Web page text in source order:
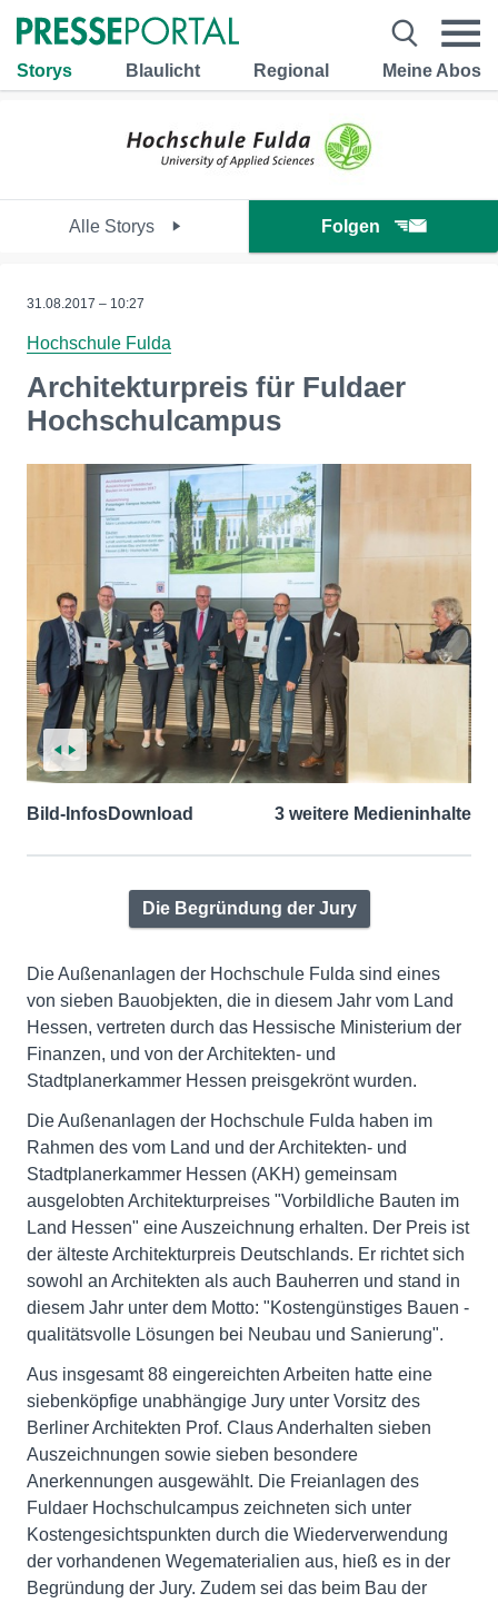
Storys Blaulicht Regional Meine Abos
Alle Storys Folgen
31.08.2017 – 10:27
Hochschule Fulda
Architekturpreis für Fuldaer
Hochschulcampus
Bild-InfosDownload 3 weitere Medieninhalte
Die Begründung der Jury
Die Außenanlagen der Hochschule Fulda sind eines
von sieben Bauobjekten, die in diesem Jahr vom Land
Hessen, vertreten durch das Hessische Ministerium der
Finanzen, und von der Architekten- und
Stadtplanerkammer Hessen preisgekrönt wurden.
Die Außenanlagen der Hochschule Fulda haben im
Rahmen des vom Land und der Architekten- und
Stadtplanerkammer Hessen (AKH) gemeinsam
ausgelobten Architekturpreises "Vorbildliche Bauten im
Land Hessen" eine Auszeichnung erhalten. Der Preis ist
der älteste Architekturpreis Deutschlands. Er richtet sich
sowohl an Architekten als auch Bauherren und stand in
diesem Jahr unter dem Motto: "Kostengünstiges Bauen -
qualitätsvolle Lösungen bei Neubau und Sanierung".
Aus insgesamt 88 eingereichten Arbeiten hatte eine
siebenköpfige unabhängige Jury unter Vorsitz des
Berliner Architekten Prof. Claus Anderhalten sieben
Auszeichnungen sowie sieben besondere
Anerkennungen ausgewählt. Die Freianlagen des
Fuldaer Hochschulcampus zeichneten sich unter
Kostengesichtspunkten durch die Wiederverwendung
der vorhandenen Wegematerialien aus, hieß es in der
Begründung der Jury. Zudem sei das beim Bau der